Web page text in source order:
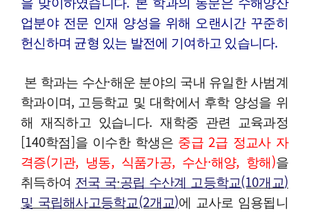
업분야 전문 인재 양성을 위해 오랜시간 꾸준히
헌신하며 균형 있는 발전에 기여하고 있습니다.
본 학과는 수산·해운 분야의 국내 유일한 사범계
학과이며, 고등학교 및 대학에서 후학 양성을 위
해 재직하고 있습니다.재학중 관련 교육과정
[140학점]을 이수한 학생은 중급2급 정교사 자
격증(기관, 냉동, 식품가공, 수산·해양, 항해)을
취득하여 전국 국·공립 수산계 고등학교(10개교)
및 국립해사고등학교(2개교)에 교사로 임용됩니